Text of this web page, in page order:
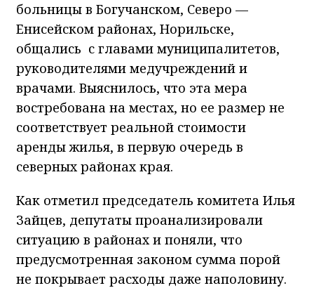
больницы в Богучанском, Северо —
Енисейском районах, Норильске,
общались с главами муниципалитетов,
руководителями медучреждений и
врачами. Выяснилось, что эта мера
востребована на местах, но ее размер не
соответствует реальной стоимости
аренды жилья, в первую очередь в
северных районах края.
Как отметил председатель комитета Илья
Зайцев, депутаты проанализировали
ситуацию в районах и поняли, что
предусмотренная законом сумма порой
не покрывает расходы даже наполовину.